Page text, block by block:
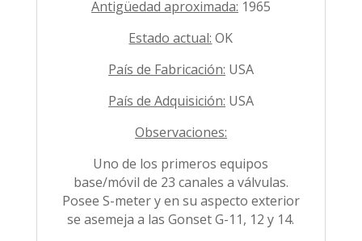
Antigüedad aproximada: 1965
Estado actual: OK
País de Fabricación: USA
País de Adquisición: USA
Observaciones:
Uno de los primeros equipos
base/móvil de 23 canales a válvulas.
Posee S-meter y en su aspecto exterior
se asemeja a las Gonset G-11, 12 y 14.